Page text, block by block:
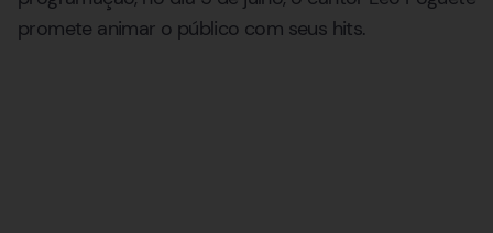
promete animar o público com seus hits.